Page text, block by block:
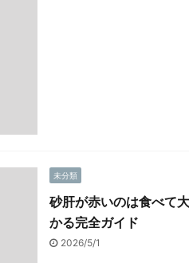
未分類
砂肝が赤いのは食べて
かる完全ガイド
2026/5/1